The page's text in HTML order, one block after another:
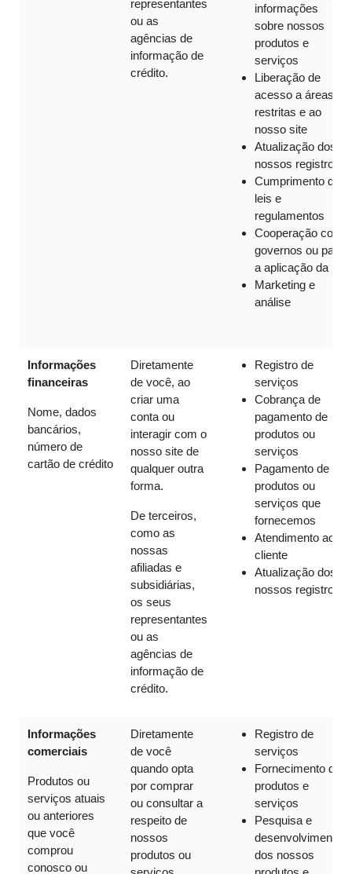
representantes
ou as
agências de
informação de
crédito.
informações
sobre nossos
produtos e
serviços
Liberação de
acesso a áreas
restritas e ao
nosso site
Atualização dos
nossos registros
Cumprimento de
leis e
regulamentos
Cooperação com
governos ou para
a aplicação da lei
Marketing e
análise
Informações
financeiras
Nome, dados
bancários,
número de
cartão de crédito
Diretamente
de você, ao
criar uma
conta ou
interagir com o
nosso site de
qualquer outra
forma.
De terceiros,
como as
nossas
afiliadas e
subsidiárias,
os seus
representantes
ou as
agências de
informação de
crédito.
Registro de
serviços
Cobrança de
pagamento de
produtos ou
serviços
Pagamento de
produtos ou
serviços que
fornecemos
Atendimento ao
cliente
Atualização dos
nossos registros
Informações
comerciais
Produtos ou
serviços atuais
ou anteriores
que você
comprou
conosco ou
Diretamente
de você
quando opta
por comprar
ou consultar a
respeito de
nossos
produtos ou
Registro de
serviços
Fornecimento de
produtos e
serviços
Pesquisa e
desenvolvimento
dos nossos